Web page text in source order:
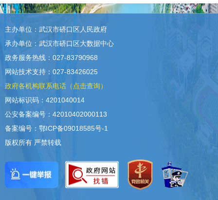
主办单位：武汉市硚口区人民政府
承办单位：武汉市硚口区大数据中心
政务服务热线：027-83790968
网站技术支持：027-83426025
政府各机构联系电话（点击查询）
网站标识码：4201040014
公安备案编号：42010402000113
备案编号：鄂ICP备09018585号-1
版权所有 严禁转载